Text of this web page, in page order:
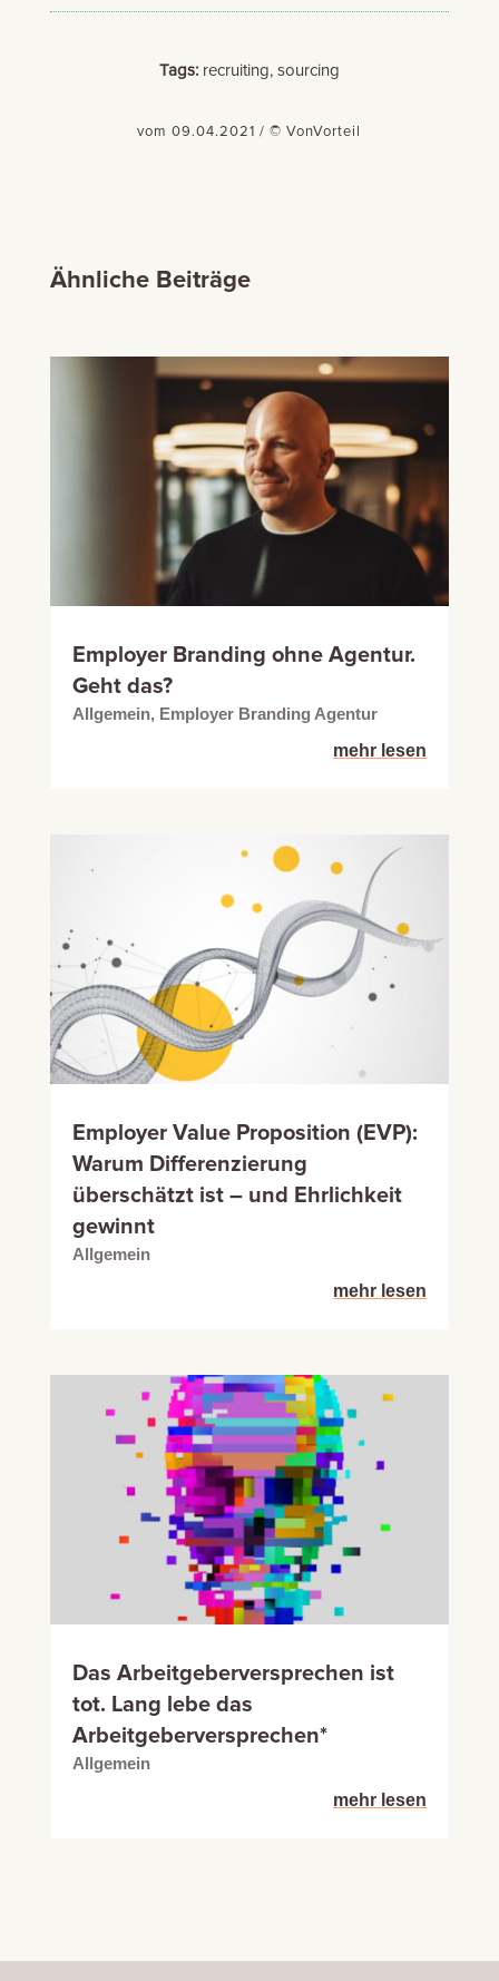
Tags:recruiting, sourcing
vom 09.04.2021 / © VonVorteil
Ähnliche Beiträge
Employer Branding ohne Agentur.
Geht das?
Allgemein, Employer Branding Agentur
mehr lesen
Employer Value Proposition (EVP):
Warum Differenzierung
überschätzt ist – und Ehrlichkeit
gewinnt
Allgemein
mehr lesen
Das Arbeitgeberversprechen ist
tot. Lang lebe das
Arbeitgeberversprechen*
Allgemein
mehr lesen